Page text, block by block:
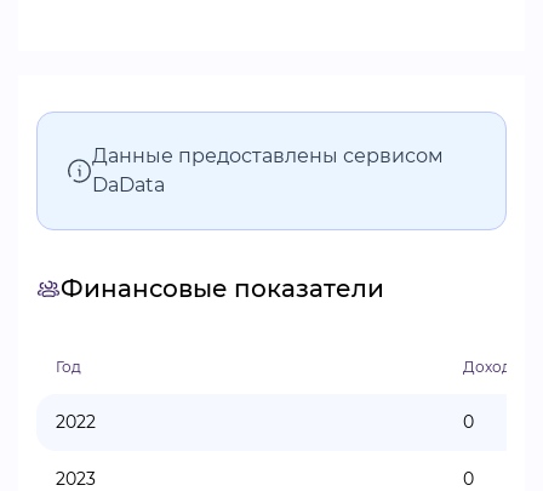
Данные предоставлены сервисом
DaData
Финансовые показатели
Год Доходы
2022 0
2023 0